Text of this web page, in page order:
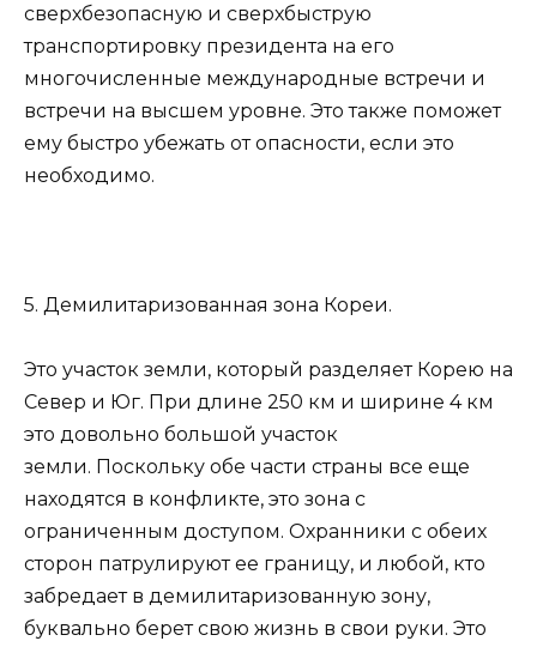
сверхбезопасную и сверхбыструю
транспортировку президента на его
многочисленные международные встречи и
встречи на высшем уровне. Это также поможет
ему быстро убежать от опасности, если это
необходимо.
5. Демилитаризованная зона Кореи.
Это участок земли, который разделяет Корею на
Север и Юг. При длине 250 км и ширине 4 км
это довольно большой участок
земли. Поскольку обе части страны все еще
находятся в конфликте, это зона с
ограниченным доступом. Охранники с обеих
сторон патрулируют ее границу, и любой, кто
забредает в демилитаризованную зону,
буквально берет свою жизнь в свои руки. Это